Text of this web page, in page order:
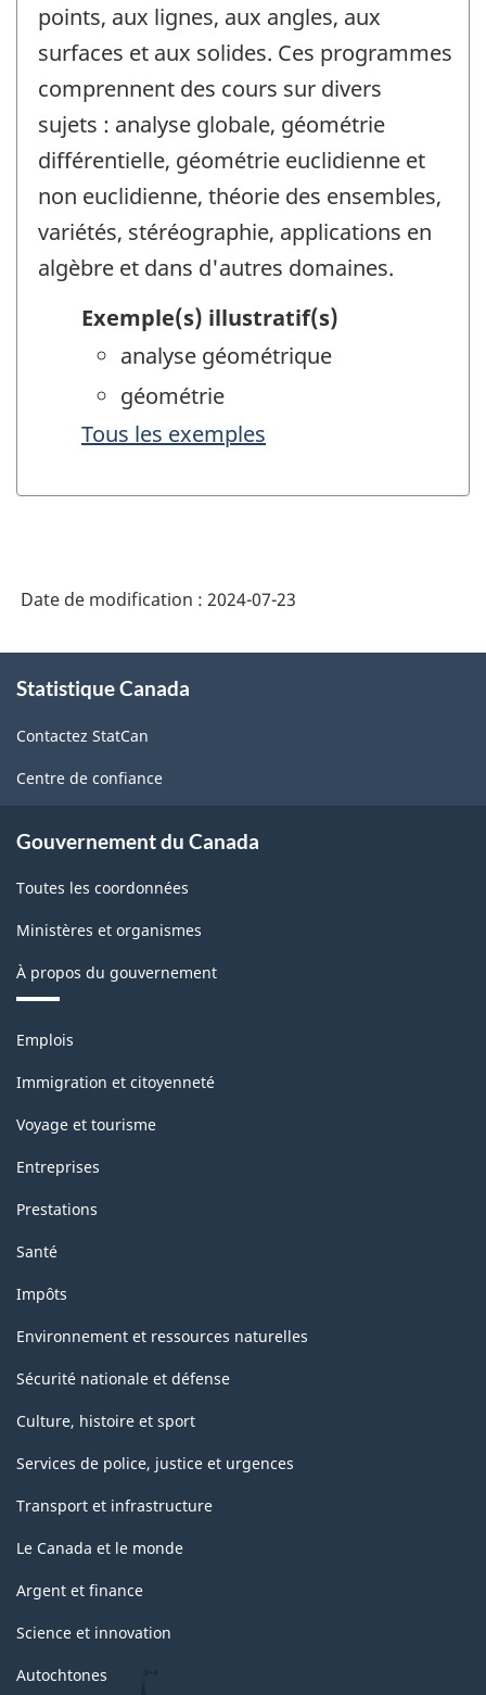
points, aux lignes, aux angles, aux
surfaces et aux solides. Ces programmes
comprennent des cours sur divers
sujets : analyse globale, géométrie
différentielle, géométrie euclidienne et
non euclidienne, théorie des ensembles,
variétés, stéréographie, applications en
algèbre et dans d'autres domaines.
Exemple(s) illustratif(s)
analyse géométrique
géométrie
Tous les exemples
Date de modification : 2024-07-23
propos
ce
site
Statistique Canada
Contactez StatCan
Centre de confiance
Gouvernement du Canada
Toutes les coordonnées
Ministères et organismes
À propos du gouvernement
Thèmes
sujets
Emplois
Immigration et citoyenneté
Voyage et tourisme
Entreprises
Prestations
Santé
Impôts
Environnement et ressources naturelles
Sécurité nationale et défense
Culture, histoire et sport
Services de police, justice et urgences
Transport et infrastructure
Le Canada et le monde
Argent et finance
Science et innovation
Autochtones